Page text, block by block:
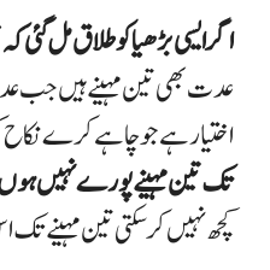
اگر ایسی بڑھیا کو طلاق مل گئی
عدت بھی تین مہینے ہیں جب
اختیار ہے جو چاہے کرے
تک تین مہینے پورے نہیں
کچھ نہیں کر سکتی تین مہینے تک